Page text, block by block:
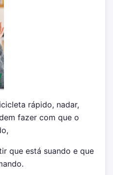
rápido, nadar,
fazer com que o
que está suando e que